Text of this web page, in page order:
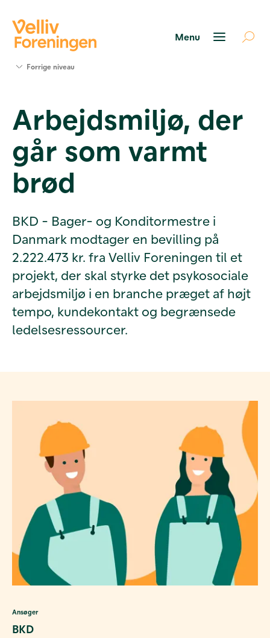
Værktøjer
og viden
Om Velliv
Foreningen
Kontakt
os
Forrige niveau
Arbejdsmiljø, der
går som varmt
brød
BKD - Bager- og Konditormestre i
Danmark modtager en bevilling på
2.222.473 kr. fra Velliv Foreningen til et
projekt, der skal styrke det psykosociale
arbejdsmiljø i en branche præget af højt
tempo, kundekontakt og begrænsede
ledelsesressourcer.
Ansøger
BKD